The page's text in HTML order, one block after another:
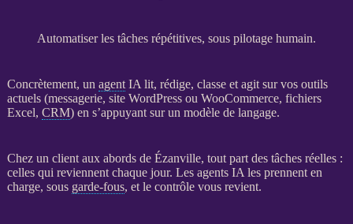
Automatiser les tâches répétitives, sous pilotage humain.
Concrètement, un agent IA lit, rédige, classe et agit sur vos outils
actuels (messagerie, site WordPressou WooCommerce, fichiers
Excel, CRM) en s’appuyant sur un modèle de langage.
Chez un client aux abords de Ézanville, tout part des tâches réelles :
celles qui reviennent chaque jour. Les agents IA les prennent en
charge, sous garde-fous, et le contrôle vous revient.